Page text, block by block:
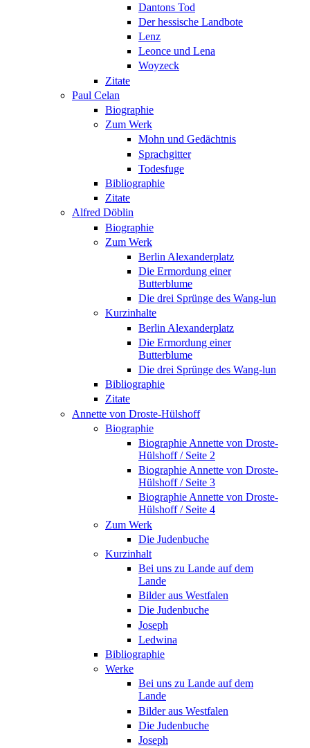
Dantons Tod
Der hessische Landbote
Lenz
Leonce und Lena
Woyzeck
Zitate
Paul Celan
Biographie
Zum Werk
Mohn und Gedächtnis
Sprachgitter
Todesfuge
Bibliographie
Zitate
Alfred Döblin
Biographie
Zum Werk
Berlin Alexanderplatz
Die Ermordung einer
Butterblume
Die drei Sprünge des Wang-lun
Kurzinhalte
Berlin Alexanderplatz
Die Ermordung einer
Butterblume
Die drei Sprünge des Wang-lun
Bibliographie
Zitate
Annette von Droste-Hülshoff
Biographie
Biographie Annette von Droste-
Hülshoff / Seite 2
Biographie Annette von Droste-
Hülshoff / Seite 3
Biographie Annette von Droste-
Hülshoff / Seite 4
Zum Werk
Die Judenbuche
Kurzinhalt
Bei uns zu Lande auf dem
Lande
Bilder aus Westfalen
Die Judenbuche
Joseph
Ledwina
Bibliographie
Werke
Bei uns zu Lande auf dem
Lande
Bilder aus Westfalen
Die Judenbuche
Joseph